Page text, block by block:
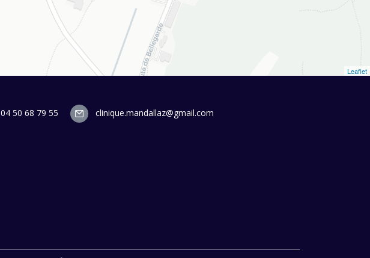
Leaflet
04 50 68 79 55 clinique.mandallaz@gmail.com